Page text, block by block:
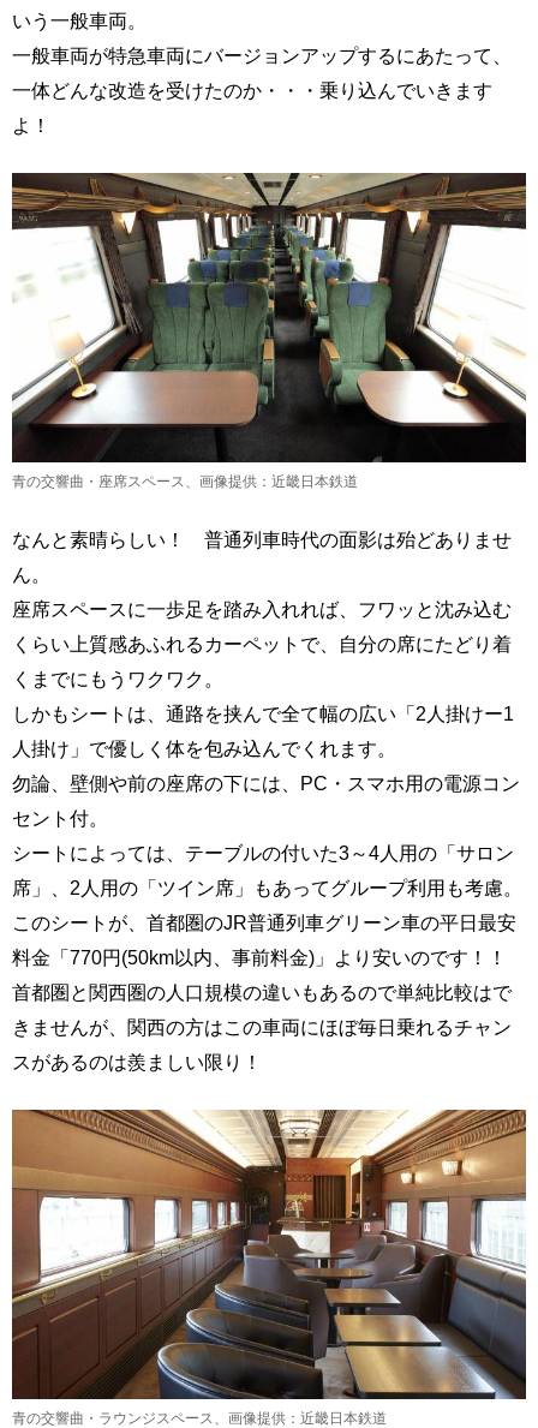
いう一般車両。
一般車両が特急車両にバージョンアップするにあたって、
一体どんな改造を受けたのか・・・乗り込んでいきます
よ！
青の交響曲・座席スペース、画像提供：近畿日本鉄道
なんと素晴らしい！ 普通列車時代の面影は殆どありませ
ん。
座席スペースに一歩足を踏み入れれば、フワッと沈み込む
くらい上質感あふれるカーペットで、自分の席にたどり着
くまでにもうワクワク。
しかもシートは、通路を挟んで全て幅の広い「2人掛けー1
人掛け」で優しく体を包み込んでくれます。
勿論、壁側や前の座席の下には、PC・スマホ用の電源コン
セント付。
シートによっては、テーブルの付いた3～4人用の「サロン
席」、2人用の「ツイン席」もあってグループ利用も考慮。
このシートが、首都圏のJR普通列車グリーン車の平日最安
料金「770円(50km以内、事前料金)」より安いのです！！
首都圏と関西圏の人口規模の違いもあるので単純比較はで
きませんが、関西の方はこの車両にほぼ毎日乗れるチャン
スがあるのは羨ましい限り！
青の交響曲・ラウンジスペース、画像提供：近畿日本鉄道